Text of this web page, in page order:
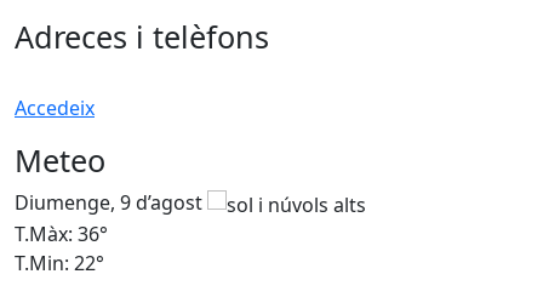
Adreces i telèfons
Accedeix
Meteo
Diumenge, 9 d’agost
T.Màx: 36°
T.Min: 22°